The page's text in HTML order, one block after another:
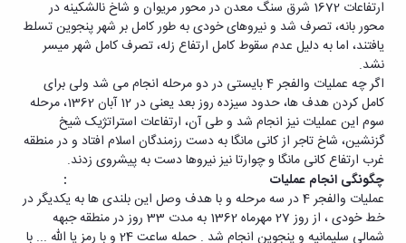
ارتفاعات 1672 شرق سنگ معدن در محور مریوان و شاخ نالشکینه در
محور بانه، تصرف شد و نیروهای خودی به طور کامل بر شهر پنجوین تسلط
یافتند، اما به دلیل عدم سقوط کامل ارتفاع زله، تصرف کامل شهر میسر
نشد.
اگر چه عملیات والفجر 4 بایستی در دو مرحله انجام می شد ولی برای
کامل کردن هدف ها، حدود سیزده روز بعد یعنی در 12 آبان 1362، مرحله
سوم این عملیات نیز انجام شد و طی آن، ارتفاعات استراتژیک شیخ
گزنشین، شاخ تاجر از کانی مانگا به دست رزمندگان اسلام افتاد و در منطقه
غرب ارتفاع کانی مانگا و چوارتا نیز نیروها دست به پیشروی زدند.
چگونگی انجام عملیات :
عملیات والفجر 4 در سه مرحله و با هدف وصل این بلندی ها به یکدیگر در
خط خودی ، از روز 27 مهرماه 1362 به مدت 33 روز در منطقه جبهه
شمالی سلیمانیه و پنجوین انجام شد . حمله ساعت 24 و با رمز یا الله ... با